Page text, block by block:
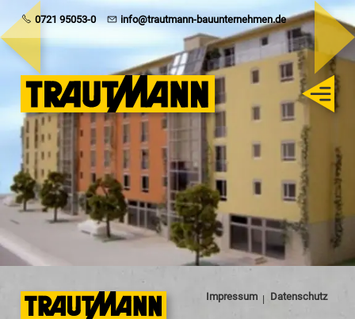
0721 95053-0 info@trautmann-bauunternehmen.de
Trautmann
Rohbau
Schlüsselfertig
Sanierung
Karriere
Impressum Datenschutz